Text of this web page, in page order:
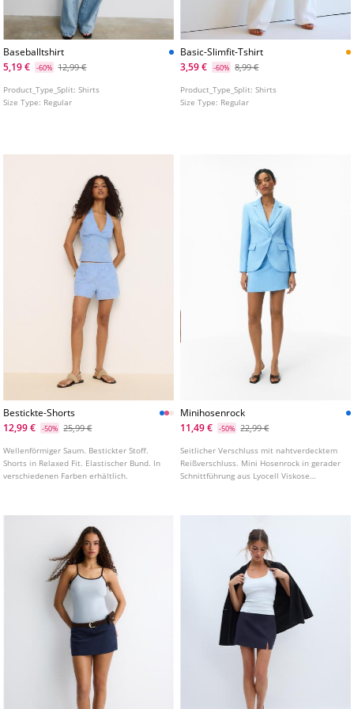
Baseballtshirt
5,19 €
-60% 12,99 €
Product_Type_Split:Shirts
Size Type: Regular
Basic-Slimfit-Tshirt
3,59 €
-60% 8,99 €
Product_Type_Split:Shirts
Size Type: Regular
Bestickte-Shorts
12,99 €
-50% 25,99 €
Wellenförmiger Saum. Bestickter Stoff.
Shorts in Relaxed Fit. Elastischer Bund. In
verschiedenen Farben erhältlich.
Minihosenrock
11,49 €
-50% 22,99 €
Seitlicher Verschluss mit nahtverdecktem
Reißverschluss. Mini Hosenrock in gerader
Schnittführung aus Lyocell Viskose